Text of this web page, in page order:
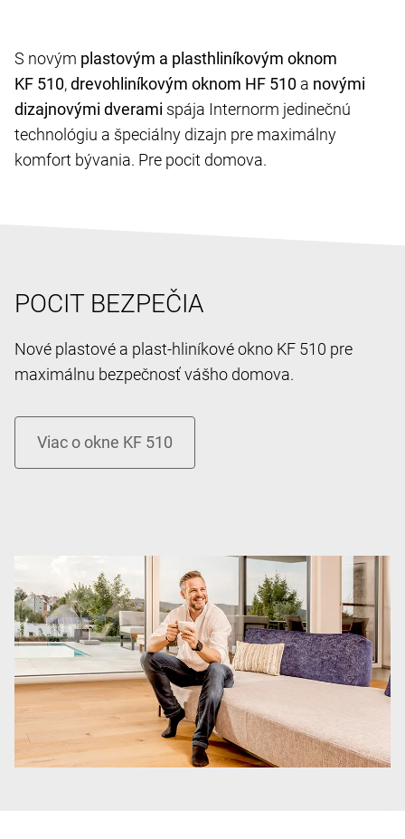
S novým plastovým a plasthliníkovým oknom
KF 510,drevohliníkovým oknom HF 510 a novými
dizajnovými dverami spája Internorm jedinečnú
technológiu a špeciálny dizajn pre maximálny
komfort bývania. Pre pocit domova.
POCIT BEZPEČIA
Nové plastové a plast-hliníkové okno KF 510 pre
maximálnu bezpečnosť vášho domova.